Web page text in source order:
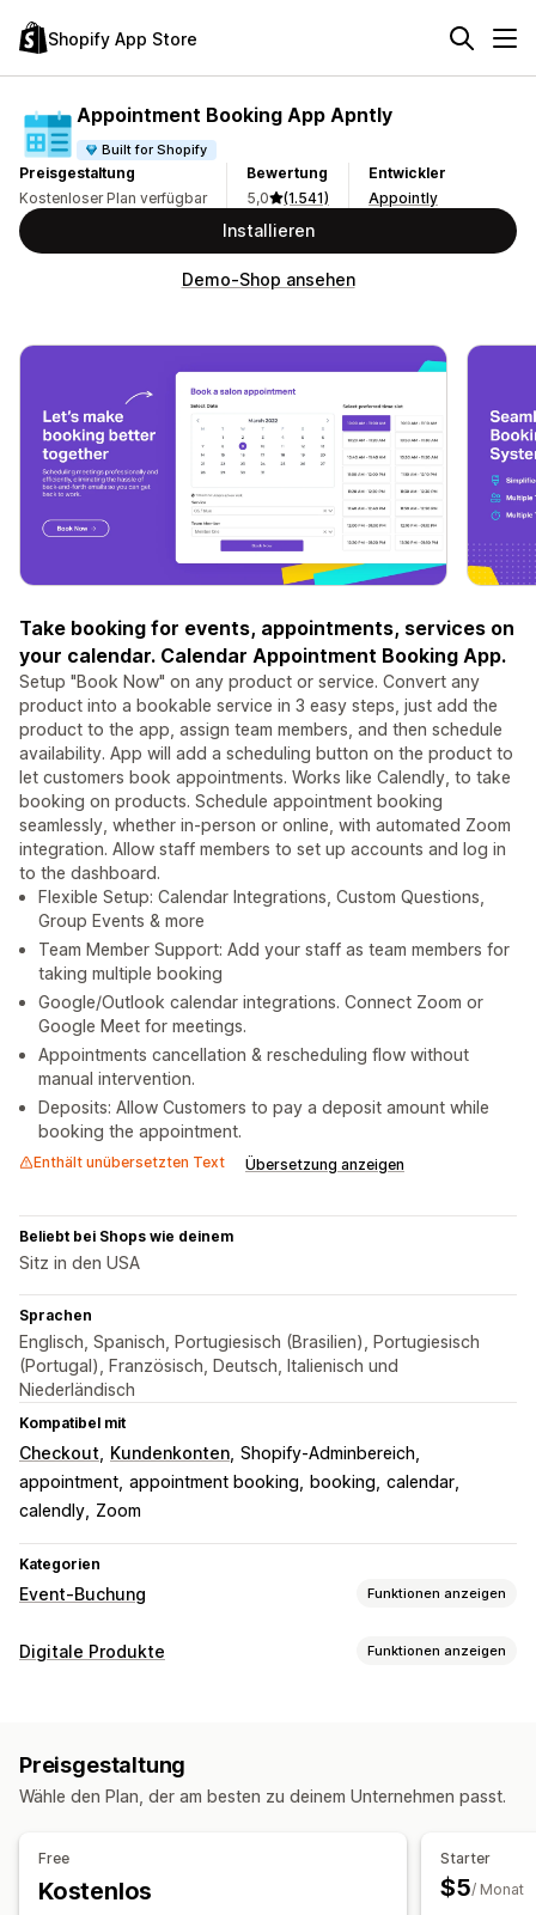
Shopify App Store
Appointment Booking App Apntly
Built for Shopify
Preisgestaltung
Kostenloser Plan verfügbar
Bewertung
5,0
(1.541)
Entwickler
Appointly
Installieren
Demo-Shop ansehen
Take booking for events, appointments, services on
your calendar. Calendar Appointment Booking App.
Setup "Book Now" on any product or service. Convert any
product into a bookable service in 3 easy steps, just add the
product to the app, assign team members, and then schedule
availability. App will add a scheduling button on the product to
let customers book appointments. Works like Calendly, to take
booking on products. Schedule appointment booking
seamlessly, whether in-person or online, with automated Zoom
integration. Allow staff members to set up accounts and log in
to the dashboard.
Flexible Setup: Calendar Integrations, Custom Questions,
Group Events & more
Team Member Support: Add your staff as team members for
taking multiple booking
Google/Outlook calendar integrations. Connect Zoom or
Google Meet for meetings.
Appointments cancellation & rescheduling flow without
manual intervention.
Deposits: Allow Customers to pay a deposit amount while
booking the appointment.
Enthält unübersetzten Text Übersetzung anzeigen
Beliebt bei Shops wie deinem
Sitz in den USA
Sprachen
Englisch, Spanisch, Portugiesisch (Brasilien), Portugiesisch
(Portugal), Französisch, Deutsch, Italienisch und
Niederländisch
Kompatibel mit
Checkout Kundenkonten Shopify-Adminbereich
appointment appointment booking booking calendar
calendly Zoom
Kategorien
Event-Buchung Funktionen anzeigen
Eventart
Buchungsverwaltung
Kalender
Planung Zeitfenster
Sperrdaten
Kapazitätsgrenzen
Datensynchronisierung
Digitale Produkte Funktionen anzeigen
Download-Management
Preisgestaltung
Wähle den Plan, der am besten zu deinem Unternehmen passt.
Free
Kostenlos
Starter
$5/ Monat